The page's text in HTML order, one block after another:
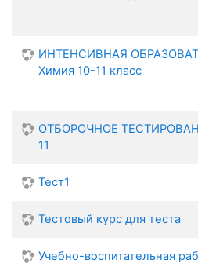
ИНТЕНСИВНАЯ
Химия 10-11 класс
ОТБОРОЧНОЕ
11
Тест1
Тестовый курс для теста
Учебно-воспитательная